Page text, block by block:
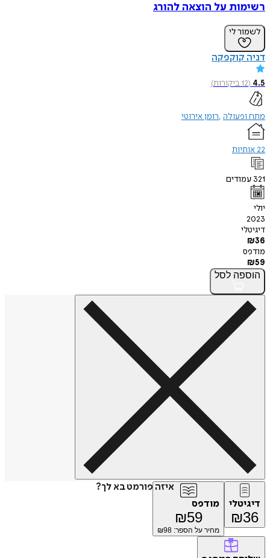
רשימות על הוצאה להורג
לשמור לי
דניה קוקפקה
4.5
(
12ביקורות)
מתח ופעולה רומן אירוטי
22 אותיות
321 עמודים
יולי
2023
דיגיטלי
₪36
מודפס
₪59
הוספה לסל
איזה פורמט בא לך?
דיגיטלי
₪36
מודפס
₪59
מחיר על הספר: ₪ 98